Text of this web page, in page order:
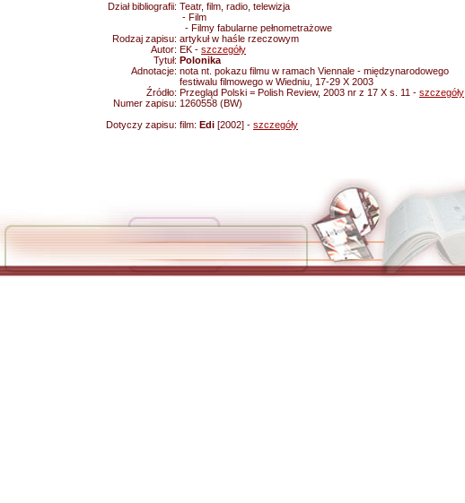
Dział bibliografii: Teatr, film, radio, telewizja
- Film
- Filmy fabularne pełnometrażowe
Rodzaj zapisu: artykuł w haśle rzeczowym
Autor: EK - szczegóły
Tytuł: Polonika
Adnotacje: nota nt. pokazu filmu w ramach Viennale - międzynarodowego
festiwalu filmowego w Wiedniu, 17-29 X 2003
Źródło: Przegląd Polski = Polish Review, 2003 nr z 17 X s. 11 - szczegóły
Numer zapisu: 1260558 (BW)
Dotyczy zapisu: film: Edi [2002] - szczegóły